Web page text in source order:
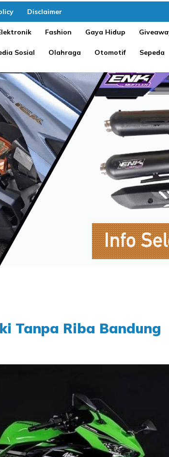
Disclaimer
Fashion Gaya Hidup
Sosial Olahraga Otomotif Sepeda
Tanpa Riba Bandung